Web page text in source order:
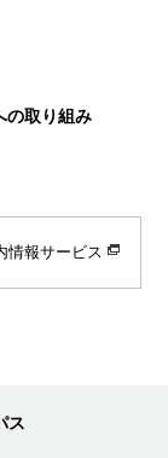
の取り組み
情報サービス
ス